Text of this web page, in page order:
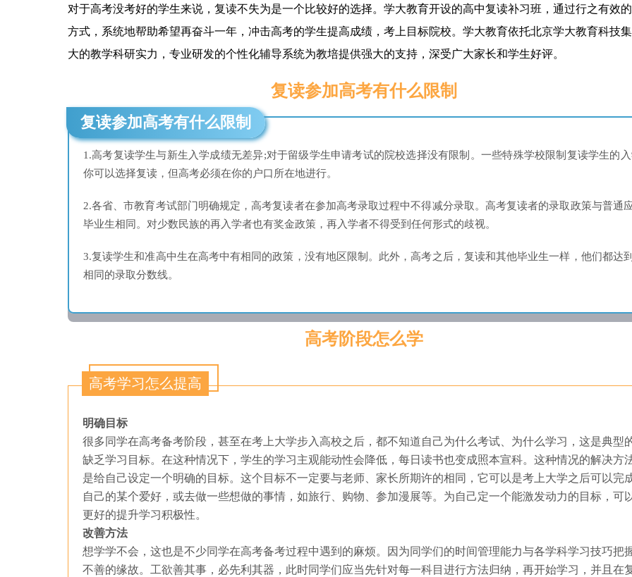
对于高考没考好的学生来说，复读不失为是一个比较好的选择。学大教育开设的高中复读补习班，通过行之有效
方式，系统地帮助希望再奋斗一年，冲击高考的学生提高成绩，考上目标院校。学大教育依托北京学大教育科技
大的教学科研实力，专业研发的个性化辅导系统为教培提供强大的支持，深受广大家长和学生好评。
复读参加高考有什么限制
复读参加高考有什么限制
1.高考复读学生与新生入学成绩无差异;对于留级学生申请考试的院校选择没有限制。一些特殊学校限制复读学生的
你可以选择复读，但高考必须在你的户口所在地进行。
2.各省、市教育考试部门明确规定，高考复读者在参加高考录取过程中不得减分录取。高考复读者的录取政策与普通
毕业生相同。对少数民族的再入学者也有奖金政策，再入学者不得受到任何形式的歧视。
3.复读学生和准高中生在高考中有相同的政策，没有地区限制。此外，高考之后，复读和其他毕业生一样，他们都达
相同的录取分数线。
高考阶段怎么学
高考学习怎么提高
明确目标
很多同学在高考备考阶段，甚至在考上大学步入高校之后，都不知道自己为什么考试、为什么学习，这是典型
缺乏学习目标。在这种情况下，学生的学习主观能动性会降低，每日读书也变成照本宣科。这种情况的解决方
是给自己设定一个明确的目标。这个目标不一定要与老师、家长所期许的相同，它可以是考上大学之后可以完
自己的某个爱好，或去做一些想做的事情，如旅行、购物、参加漫展等。为自己定一个能激发动力的目标，可
更好的提升学习积极性。
改善方法
想学学不会，这也是不少同学在高考备考过程中遇到的麻烦。因为同学们的时间管理能力与各学科学习技巧把
不善的缘故。工欲善其事，必先利其器，此时同学们应当先针对每一科目进行方法归纳，再开始学习，并且在